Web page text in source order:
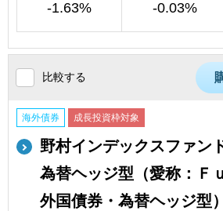
-1.63% -0.03%
比較する
海外債券 成長投資枠対象
野村インデックスファン
為替ヘッジ型（愛称：Ｆ
外国債券・為替ヘッジ型）